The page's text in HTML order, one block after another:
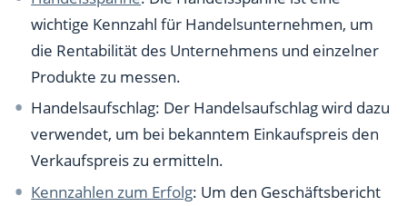
wichtige Kennzahl für Handelsunternehmen, um
die Rentabilität des Unternehmens und einzelner
Produkte zu messen.
Handelsaufschlag: Der Handelsaufschlag wird dazu
verwendet, um bei bekanntem Einkaufspreis den
Verkaufspreis zu ermitteln.
Kennzahlen zum Erfolg: Um den Geschäftsbericht